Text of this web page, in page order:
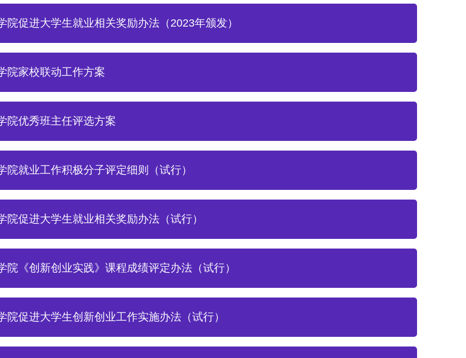
院促进大学生就业相关奖励办法（2023年颁发）
院家校联动工作方案
院优秀班主任评选方案
院就业工作积极分子评定细则（试行）
院促进大学生就业相关奖励办法（试行）
院《创新创业实践》课程成绩评定办法（试行）
院促进大学生创新创业工作实施办法（试行）